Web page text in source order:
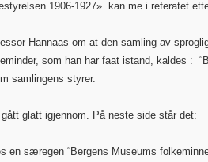
1906-1927» kan me i referatet
Hannaas om at den samling av
som han har faat istand, kaldes :
samlingens styrer.
glatt igjennom. På neste side står det:
en særegen “Bergens Museums